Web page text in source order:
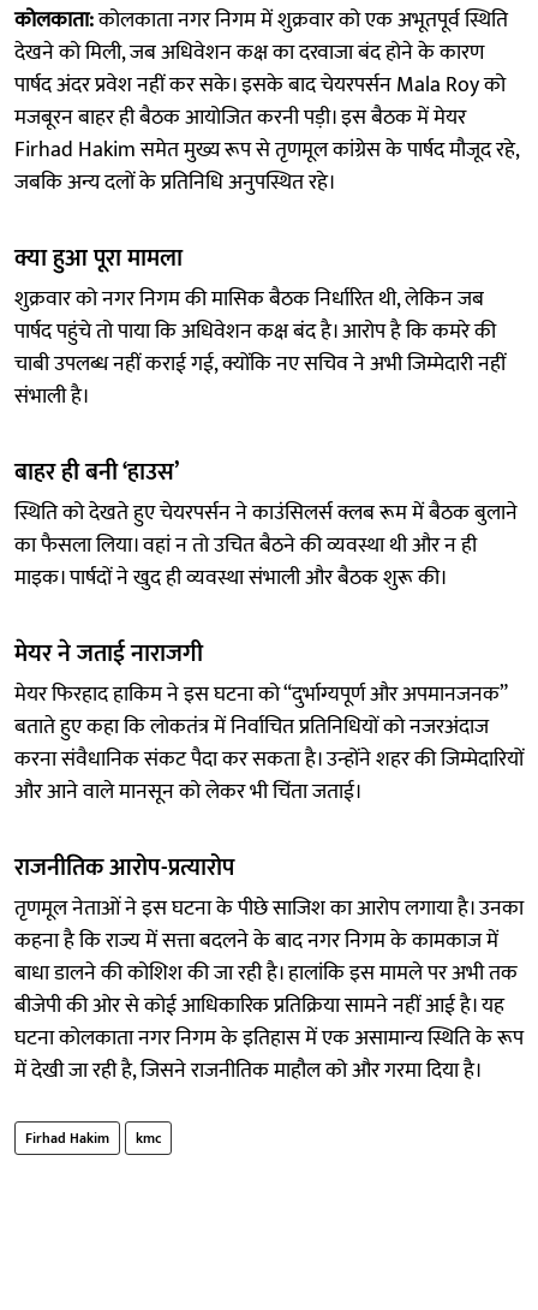
कोलकाता:कोलकाता नगर निगम में शुक्रवार को एक अभूतपूर्व स्थिति
देखने को मिली, जब अधिवेशन कक्ष का दरवाजा बंद होने के कारण
पार्षद अंदर प्रवेश नहीं कर सके। इसके बाद चेयरपर्सन Mala Roy को
मजबूरन बाहर ही बैठक आयोजित करनी पड़ी। इस बैठक में मेयर
Firhad Hakim समेत मुख्य रूप से तृणमूल कांग्रेस के पार्षद मौजूद रहे,
जबकि अन्य दलों के प्रतिनिधि अनुपस्थित रहे।
क्या हुआ पूरा मामला
शुक्रवार को नगर निगम की मासिक बैठक निर्धारित थी, लेकिन जब
पार्षद पहुंचे तो पाया कि अधिवेशन कक्ष बंद है। आरोप है कि कमरे की
चाबी उपलब्ध नहीं कराई गई, क्योंकि नए सचिव ने अभी जिम्मेदारी नहीं
संभाली है।
बाहर ही बनी ‘हाउस’
स्थिति को देखते हुए चेयरपर्सन ने काउंसिलर्स क्लब रूम में बैठक बुलाने
का फैसला लिया। वहां न तो उचित बैठने की व्यवस्था थी और न ही
माइक। पार्षदों ने खुद ही व्यवस्था संभाली और बैठक शुरू की।
मेयर ने जताई नाराजगी
मेयर फिरहाद हाकिम ने इस घटना को “दुर्भाग्यपूर्ण और अपमानजनक”
बताते हुए कहा कि लोकतंत्र में निर्वाचित प्रतिनिधियों को नजरअंदाज
करना संवैधानिक संकट पैदा कर सकता है। उन्होंने शहर की जिम्मेदारियों
और आने वाले मानसून को लेकर भी चिंता जताई।
राजनीतिक आरोप-प्रत्यारोप
तृणमूल नेताओं ने इस घटना के पीछे साजिश का आरोप लगाया है। उनका
कहना है कि राज्य में सत्ता बदलने के बाद नगर निगम के कामकाज में
बाधा डालने की कोशिश की जा रही है। हालांकि इस मामले पर अभी तक
बीजेपी की ओर से कोई आधिकारिक प्रतिक्रिया सामने नहीं आई है। यह
घटना कोलकाता नगर निगम के इतिहास में एक असामान्य स्थिति के रूप
में देखी जा रही है, जिसने राजनीतिक माहौल को और गरमा दिया है।
Firhad Hakim kmc